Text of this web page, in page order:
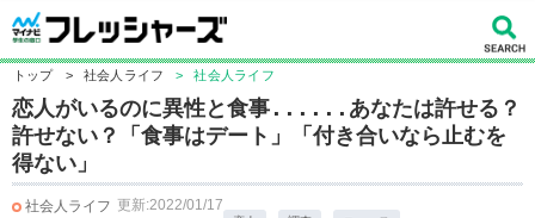
トップ > 社会人ライフ > 社会人ライフ
恋人がいるのに異性と食事......あなたは許せる？
許せない？「食事はデート」「付き合いなら止むを
得ない」
社会人ライフ 更新:2022/01/17